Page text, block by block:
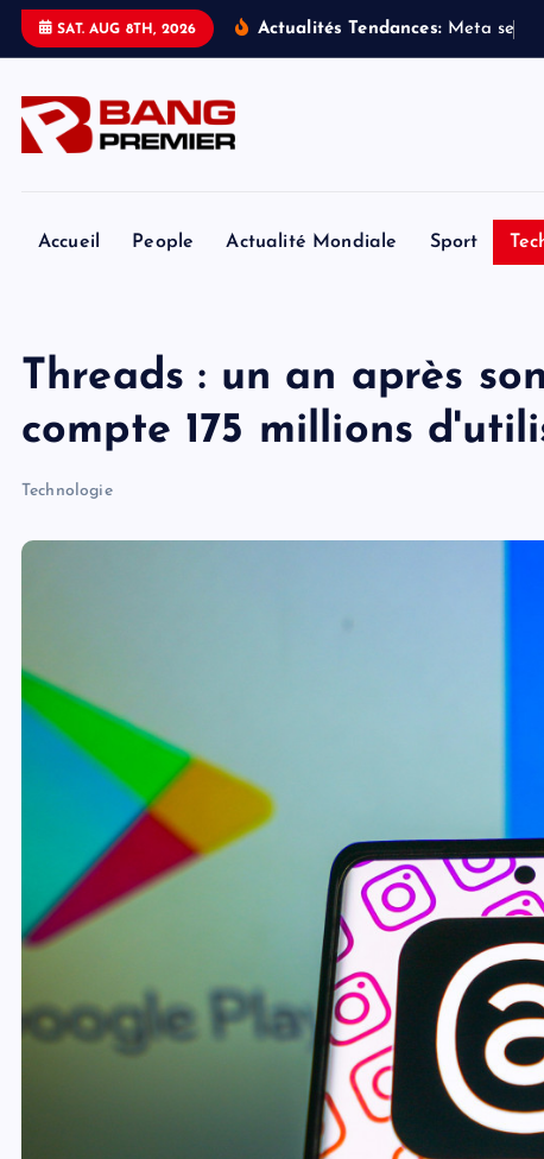
SAT. AUG 8TH, 2026 Actualités Tendances: Meta se
Accueil People Actualité Mondiale Sport
Threads : un an après
compte 175 millions
Technologie